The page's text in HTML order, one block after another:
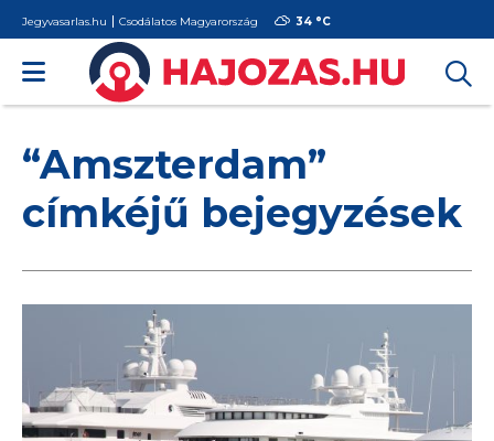
Jegyvasarlas.hu Csodálatos Magyarország 34 °C
“Amszterdam”
címkéjű bejegyzések